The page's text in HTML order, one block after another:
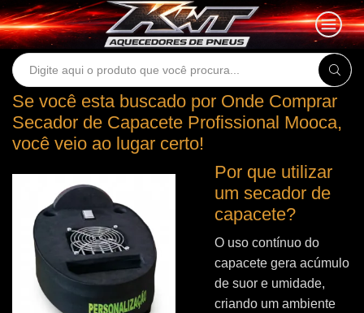
Search
Se você esta buscado por Onde Comprar
Secador de Capacete Profissional Mooca,
você veio ao lugar certo!
Por que utilizar
um secador de
capacete?
O uso contínuo do
capacete gera acúmulo
de suor e umidade,
criando um ambiente